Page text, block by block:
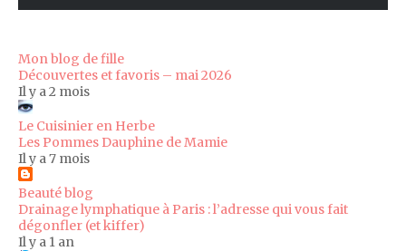
Mon blog de fille
Découvertes et favoris – mai 2026
Il y a 2 mois
Le Cuisinier en Herbe
Les Pommes Dauphine de Mamie
Il y a 7 mois
Beauté blog
Drainage lymphatique à Paris : l’adresse qui vous fait
dégonfler (et kiffer)
Il y a 1 an